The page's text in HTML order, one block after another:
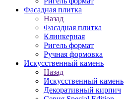
Фасадная плитка
Назад
Фасадная плитка
Клинкерная
Ригель формат
Ручная формовка
Искусственный камень
Назад
Искусственный камень
Декоративный кирпич